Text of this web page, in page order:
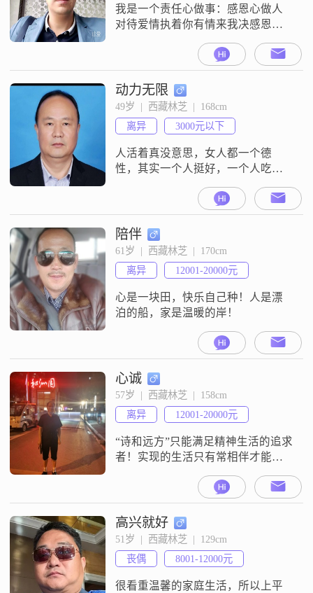
我是一个责任心做事：感恩心做人
对待爱情执着你有情来我决感恩你
动力无限
49岁  |  西藏林芝  |  168cm
离异
3000元以下
人活着真没意思，女人都一个德
性，其实一个人挺好，一个人吃
陪伴
61岁  |  西藏林芝  |  170cm
离异
12001-20000元
心是一块田，快乐自己种！人是漂
泊的船，家是温暖的岸！
心诚
57岁  |  西藏林芝  |  158cm
离异
12001-20000元
“诗和远方”只能满足精神生活的追求
者！实现的生活只有常相伴才能真
高兴就好
51岁  |  西藏林芝  |  129cm
丧偶
8001-12000元
很看重温馨的家庭生活，所以上平